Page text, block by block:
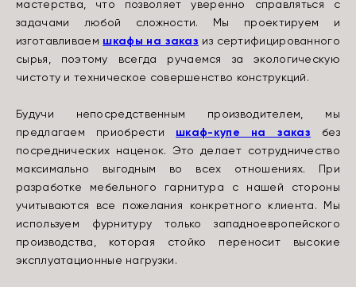
мастерства, что позволяет уверенно справляться с
задачами любой сложности. Мы проектируем и
изготавливаем шкафы на заказ из сертифицированного
сырья, поэтому всегда ручаемся за экологическую
чистоту и техническое совершенство конструкций.
Будучи непосредственным производителем, мы
предлагаем приобрести шкаф-купе на заказ без
посреднических наценок. Это делает сотрудничество
максимально выгодным во всех отношениях. При
разработке мебельного гарнитура с нашей стороны
учитываются все пожелания конкретного клиента. Мы
используем фурнитуру только западноевропейского
производства, которая стойко переносит высокие
эксплуатационные нагрузки.